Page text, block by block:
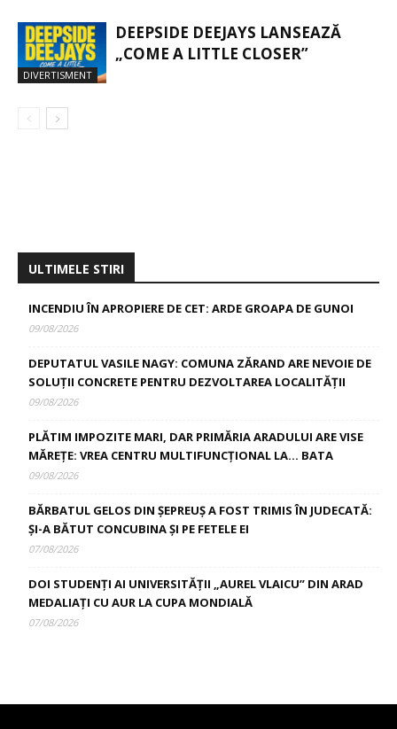
DIVERTISMENT
DEEPSIDE DEEJAYS LANSEAZĂ
„COME A LITTLE CLOSER”
ULTIMELE STIRI
INCENDIU ÎN APROPIERE DE CET: ARDE GROAPA DE GUNOI
09/08/2026
DEPUTATUL VASILE NAGY: COMUNA ZĂRAND ARE NEVOIE DE
SOLUȚII CONCRETE PENTRU DEZVOLTAREA LOCALITĂȚII
09/08/2026
PLĂTIM IMPOZITE MARI, DAR PRIMĂRIA ARADULUI ARE VISE
MĂREȚE: VREA CENTRU MULTIFUNCȚIONAL LA… BATA
09/08/2026
BĂRBATUL GELOS DIN ȘEPREUȘ A FOST TRIMIS ÎN JUDECATĂ:
ȘI-A BĂTUT CONCUBINA ȘI PE FETELE EI
07/08/2026
DOI STUDENȚI AI UNIVERSITĂȚII „AUREL VLAICU” DIN ARAD
MEDALIAȚI CU AUR LA CUPA MONDIALĂ
07/08/2026